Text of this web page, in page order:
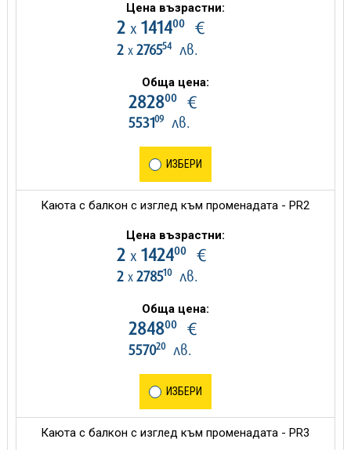
Цена възрастни:
2 х 141400€
2 х 276554лв.
Обща цена:
282800€
553109лв.
ИЗБЕРИ
Каюта с балкон с изглед към променадата - PR2
Цена възрастни:
2 х 142400€
2 х 278510лв.
Обща цена:
284800€
557020лв.
ИЗБЕРИ
Каюта с балкон с изглед към променадата - PR3